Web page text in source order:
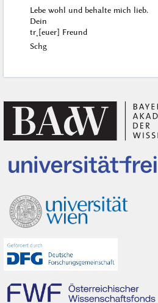
Lebe wohl und behalte mich lieb.
Dein
tr˖[euer] Freund
Schg